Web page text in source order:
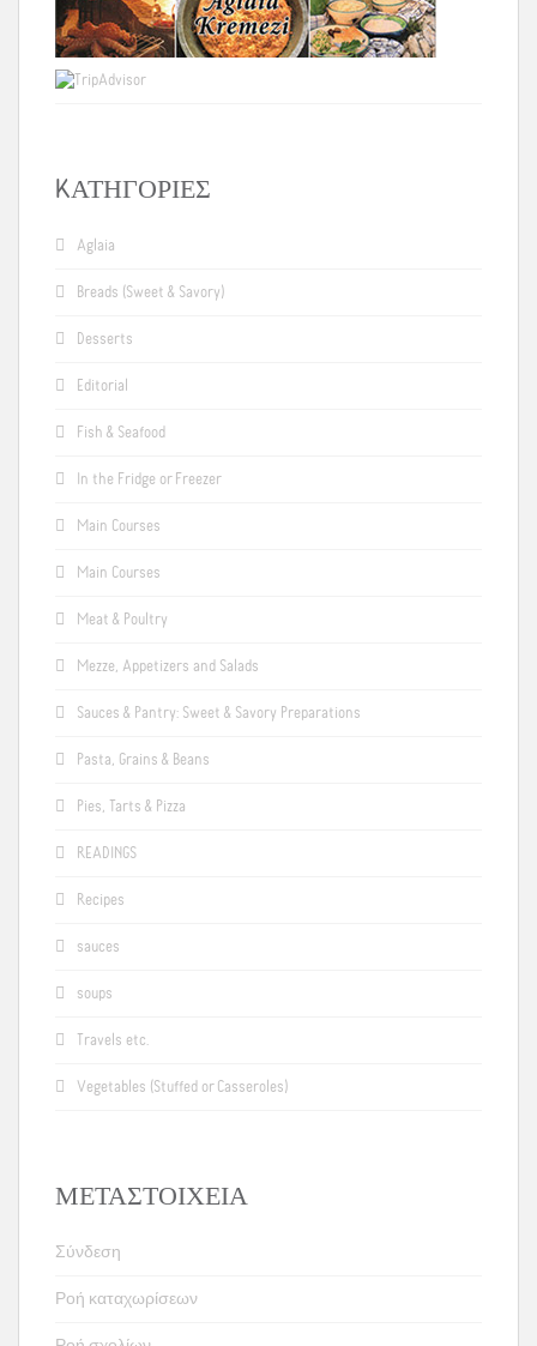
KΑΤΗΓΟΡΊΕΣ
Aglaia
Breads (Sweet & Savory)
Desserts
Editorial
Fish & Seafood
In the Fridge or Freezer
Main Courses
Main Courses
Meat & Poultry
Mezze, Appetizers and Salads
Sauces & Pantry: Sweet & Savory Preparations
Pasta, Grains & Beans
Pies, Tarts & Pizza
READINGS
Recipes
sauces
soups
Travels etc.
Vegetables (Stuffed or Casseroles)
ΜΕΤΑΣΤΟΙΧΕΊΑ
Σύνδεση
Ροή καταχωρίσεων